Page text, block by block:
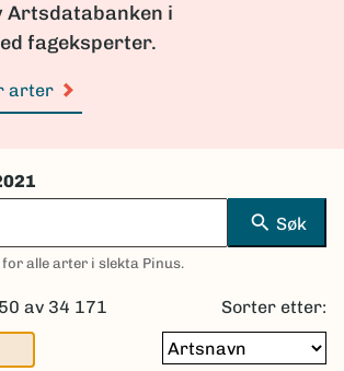
Artsdatabanken i
fageksperter.
arter
search Søk
for alle arter i slekta Pinus.
av 34 171 Sorter etter: